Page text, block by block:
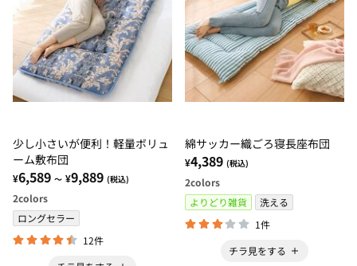
少し小さいが便利！軽量ボリュ
ーム敷布団
¥6,589 ～ ¥9,889 (税込)
2colors
ロングセラー
12件
綿サッカー織ごろ寝長座布団
¥4,389 (税込)
2colors
よりどり雑貨
洗える
1件
チラ見をする